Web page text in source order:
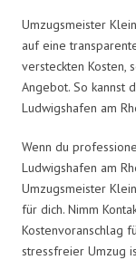
Umzugsmeister
auf eine
versteckten Kosten,
Angebot. So kannst
Ludwigshafen am
Wenn du
Ludwigshafen am
Umzugsmeister
für dich. Nimm
Kostenvoranschlag
stressfreier Umzug